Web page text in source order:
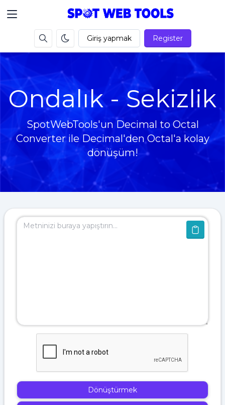
Giriş yapmak Register
Ondalık - Sekizlik
SpotWebTools'un Decimal to Octal
Converter ile Decimal'den Octal'a kolay
dönüşüm!
Dönüştürmek